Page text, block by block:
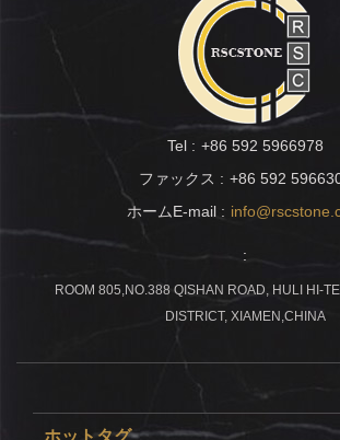
Tel : +86 592 5966978
ファックス : +86 592
ホームE-mail :
:
ROOM 805,NO.388 QISHAN ROAD, HULI HI-
DISTRICT, XIAMEN,CHINA